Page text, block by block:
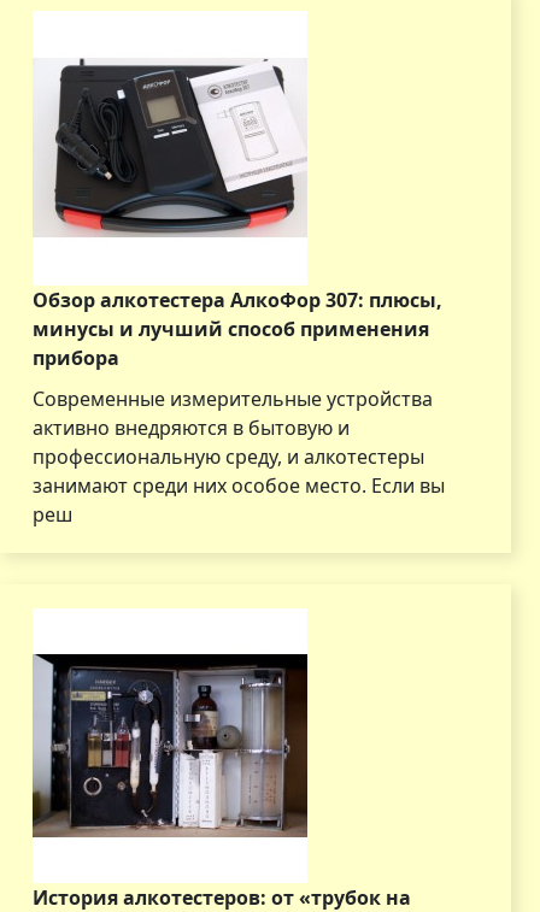
Обзор алкотестера АлкоФор 307: плюсы,
минусы и лучший способ применения
прибора
Современные измерительные устройства
активно внедряются в бытовую и
профессиональную среду, и алкотестеры
занимают среди них особое место. Если вы
реш
История алкотестеров: от «трубок на